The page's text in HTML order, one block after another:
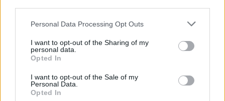
Please note that this website/app uses one or more Google
not limited to your visit or usage behaviour. You may click to
grant or deny consent to Google and its third-party tags to
use your data for below specified purposes in below Google
consent section.
Personal Data Processing Opt Outs
I want to opt-out of the Sharing of my
personal data.
Opted In
I want to opt-out of the Sale of my
Personal Data.
Opted In
κριτήρια του προγράμματος, θα πειστούν από μια
τετραγωνικό μέτρο να ανακαινίσουν το κλειστό τους
ενοικίαση.
Εκτός από το… τυρί της επιδότησης (και ενδεχομένως της
φορολογικής απαλλαγής για το εισόδημα που θα αποκτηθεί,
καθώς μένει να διευκρινιστεί αν τα δύο κίνητρα θα ισχύουν